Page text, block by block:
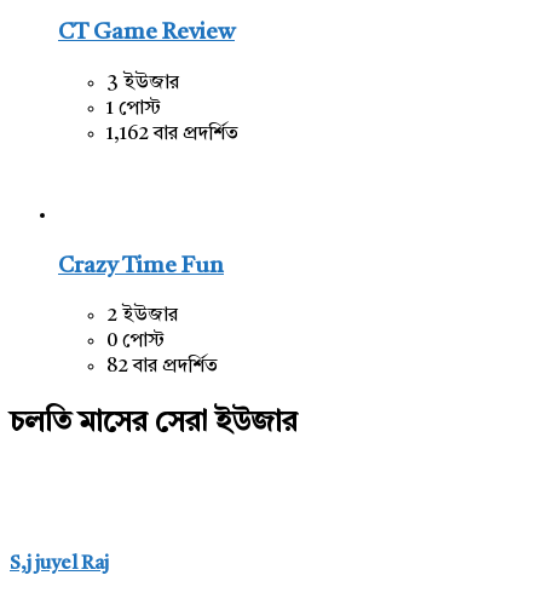
CT Game Review
3 ইউজার
1 পোস্ট
1,162 বার প্রদর্শিত
Crazy Time Fun
2 ইউজার
0 পোস্ট
82 বার প্রদর্শিত
চলতি মাসের সেরা ইউজার
S,j juyel Raj